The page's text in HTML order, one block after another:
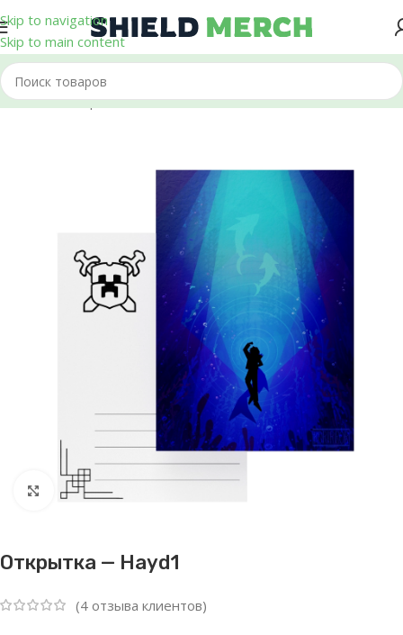
Skip to navigation
Skip to main content
Главная/Открытки
Нажмите, чтобы увеличить
Открытка — Hayd1
(4 отзыва клиентов)